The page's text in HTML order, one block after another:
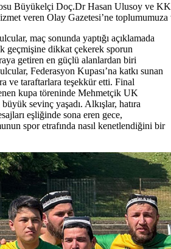
Büyükelçi Doç.Dr Hasan Ulusoy ve
veren Olay Gazetesi’ne
maç sonunda yaptığı açıklamada
geçmişine dikkat çekerek sporun
getiren en güçlü alanlardan biri
Federasyon Kupası’na katkı sunan
ve taraftarlara teşekkür etti. Final
kupa töreninde Mehmetçik UK
sevinç yaşadı. Alkışlar, hatıra
eşliğinde sona eren gece,
spor etrafında nasıl kenetlendiğini bir